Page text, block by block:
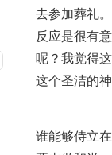
去参加葬礼
反应是很有
呢？我觉得
这个圣洁的
谁能够侍立